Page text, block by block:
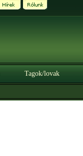
Tagok/lovak